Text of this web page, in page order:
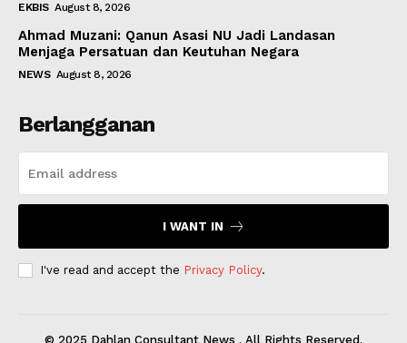
EKBIS August 8, 2026
Ahmad Muzani: Qanun Asasi NU Jadi Landasan
Menjaga Persatuan dan Keutuhan Negara
NEWS August 8, 2026
Berlangganan
I WANT IN
I've read and accept the Privacy Policy.
© 2025 Dahlan Consultant News . All Rights Reserved.